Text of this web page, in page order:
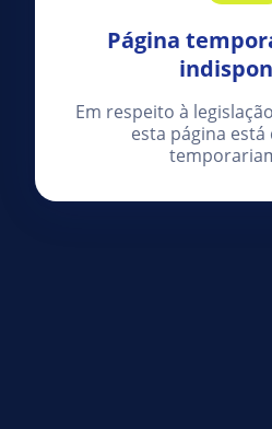
Página
Em respeito à
esta página está